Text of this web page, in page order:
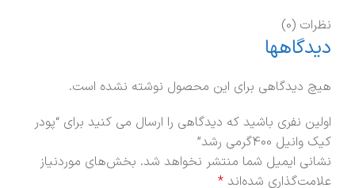
نظرات (0)
دیدگاهها
هیچ دیدگاهی برای این محصول نوشته نشده است.
اولین نفری باشید که دیدگاهی را ارسال می کنید برای “پودر
کیک وانیل 400گرمی رشد”
نشانی ایمیل شما منتشر نخواهد شد. بخش‌های موردنیاز
علامت‌گذاری شده‌اند *